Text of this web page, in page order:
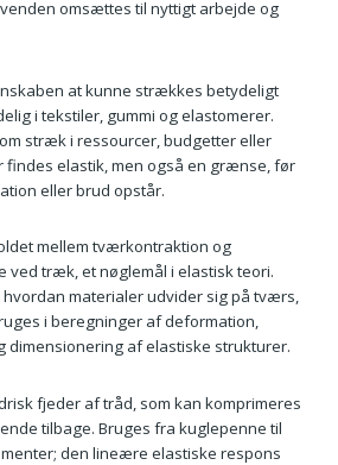
omsættes til nyttigt arbejde og
at kunne strækkes betydeligt
i tekstiler, gummi og elastomerer.
stræk i ressourcer, budgetter eller
findes elastik, men også en grænse, før
eller brud opstår.
mellem tværkontraktion og
træk, et nøglemål i elastisk teori.
materialer udvider sig på tværs,
i beregninger af deformation,
af elastiske strukturer.
fjeder af tråd, som kan komprimeres
tilbage. Bruges fra kuglepenne til
den lineære elastiske respons